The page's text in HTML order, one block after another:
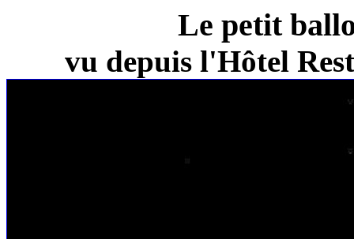
Le petit
vu depuis l'Hôtel